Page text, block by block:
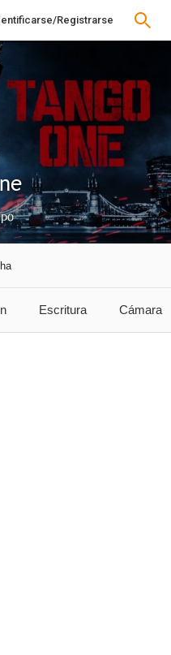
Registrarse
Escritura Cámara